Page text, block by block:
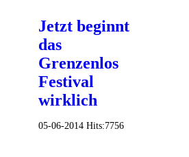
Jetzt beginnt
das
Grenzenlos
Festival
wirklich
05-06-2014 Hits:7756